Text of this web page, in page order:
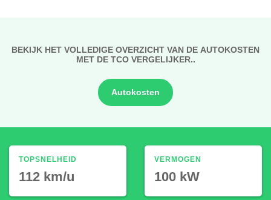
BEKIJK HET VOLLEDIGE OVERZICHT VAN DE AUTOKOSTEN
MET DE TCO VERGELIJKER..
Autokosten
TOPSNELHEID
112 km/u
VERMOGEN
100 kW